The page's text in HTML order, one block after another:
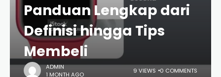
Panduan Lengkap dari
Definisi hingga Tips
Membeli
ADMIN
1 MONTH AGO
9 VIEWS 0 COMMENTS